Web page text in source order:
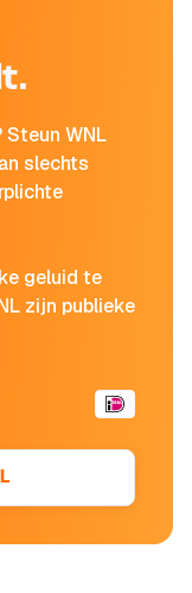
Steun WNL
slechts
geluid te
zijn publieke